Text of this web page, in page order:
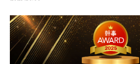
パートナー募集
PARTNER